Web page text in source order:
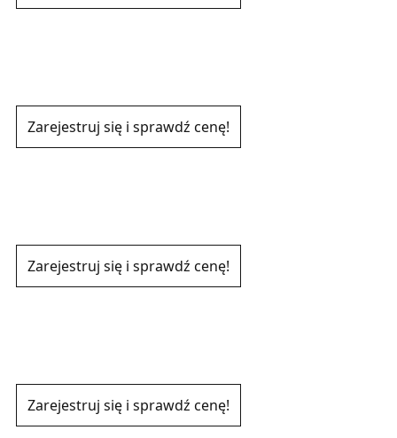
Zarejestruj się i sprawdź cenę!
Zarejestruj się i sprawdź cenę!
Zarejestruj się i sprawdź cenę!